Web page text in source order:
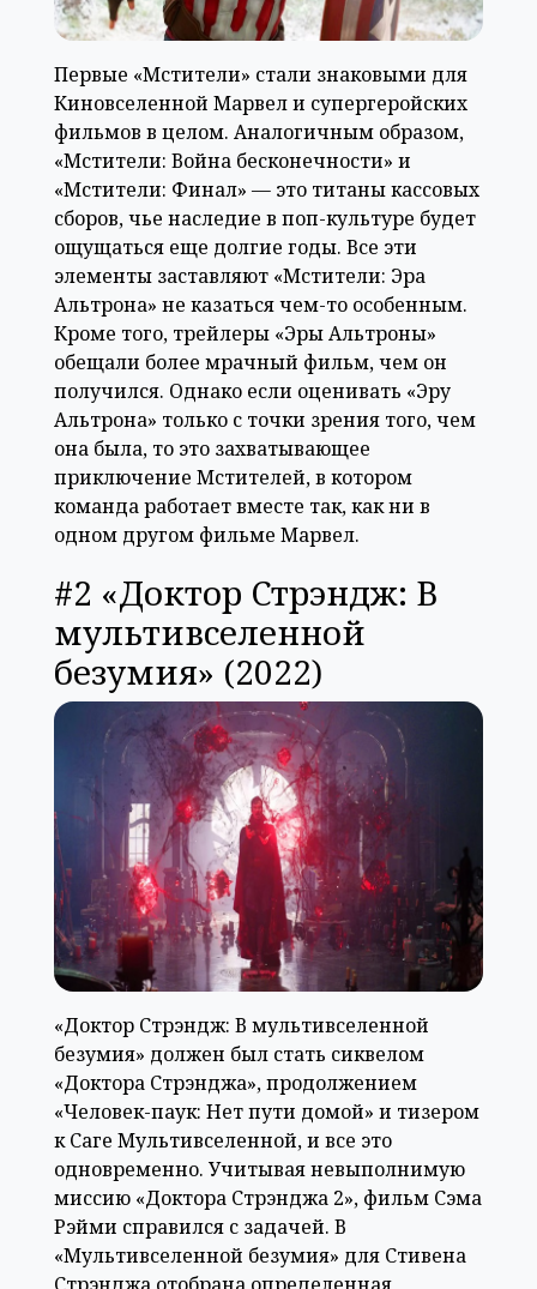
Первые «Мстители» стали знаковыми для
Киновселенной Марвел и супергеройских
фильмов в целом. Аналогичным образом,
«Мстители: Война бесконечности» и
«Мстители: Финал» — это титаны кассовых
сборов, чье наследие в поп-культуре будет
ощущаться еще долгие годы. Все эти
элементы заставляют «Мстители: Эра
Альтрона» не казаться чем-то особенным.
Кроме того, трейлеры «Эры Альтроны»
обещали более мрачный фильм, чем он
получился. Однако если оценивать «Эру
Альтрона» только с точки зрения того, чем
она была, то это захватывающее
приключение Мстителей, в котором
команда работает вместе так, как ни в
одном другом фильме Марвел.
#2 «Доктор Стрэндж: В
мультивселенной
безумия» (2022)
«Доктор Стрэндж: В мультивселенной
безумия» должен был стать сиквелом
«Доктора Стрэнджа», продолжением
«Человек-паук: Нет пути домой» и тизером
к Саге Мультивселенной, и все это
одновременно. Учитывая невыполнимую
миссию «Доктора Стрэнджа 2», фильм Сэма
Рэйми справился с задачей. В
«Мультивселенной безумия» для Стивена